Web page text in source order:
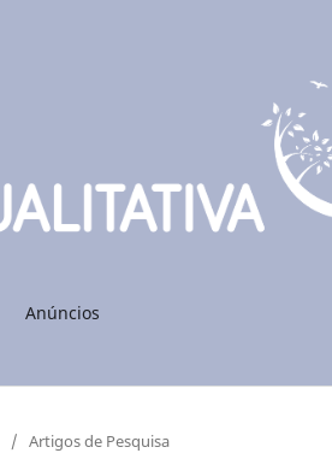
Anúncios
/ Artigos de Pesquisa